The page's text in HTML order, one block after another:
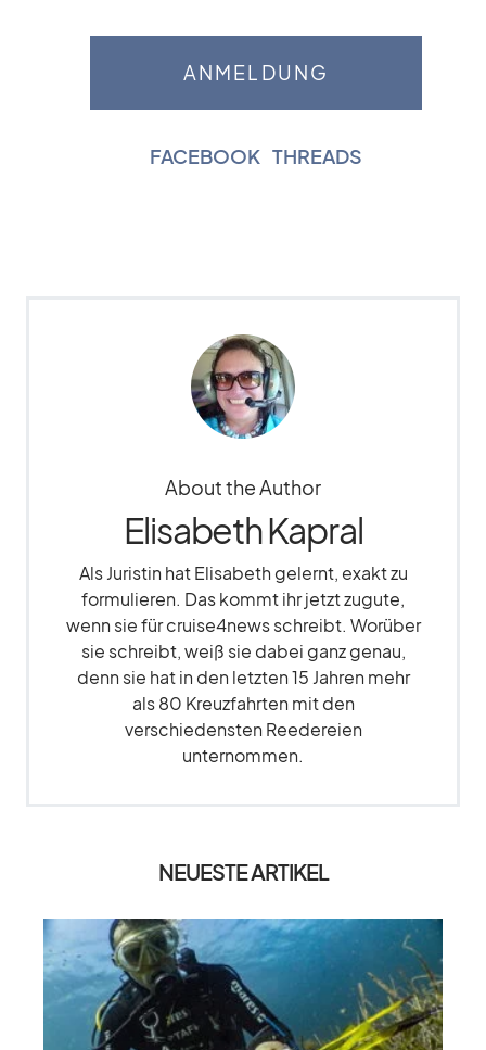
FACEBOOK THREADS
About the Author
Elisabeth Kapral
Als Juristin hat Elisabeth gelernt, exakt zu
formulieren. Das kommt ihr jetzt zugute,
wenn sie für cruise4news schreibt. Worüber
sie schreibt, weiß sie dabei ganz genau,
denn sie hat in den letzten 15 Jahren mehr
als 80 Kreuzfahrten mit den
verschiedensten Reedereien
unternommen.
NEUESTE ARTIKEL